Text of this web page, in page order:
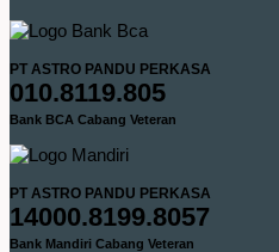
PT ASTRO PANDU PERKASA
010.8119.805
Bank BCA Cabang Veteran
PT ASTRO PANDU PERKASA
14000.8199.8057
Bank Mandiri Cabang Veteran